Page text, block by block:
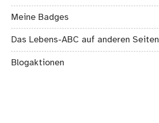
Meine Badges
Das Lebens-ABC auf anderen Seiten
Blogaktionen